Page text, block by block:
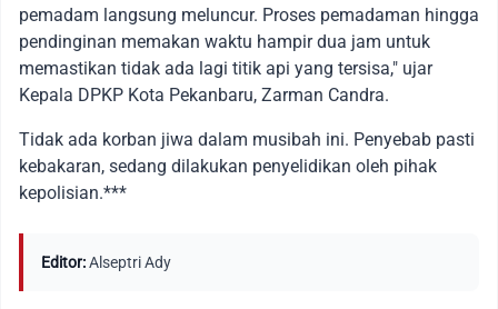
pemadam langsung meluncur. Proses pemadaman hingga
pendinginan memakan waktu hampir dua jam untuk
memastikan tidak ada lagi titik api yang tersisa," ujar
Kepala DPKP Kota Pekanbaru, Zarman Candra.
​Tidak ada korban jiwa dalam musibah ini. Penyebab pasti
kebakaran, sedang dilakukan penyelidikan oleh pihak
kepolisian.***
Editor:Alseptri Ady